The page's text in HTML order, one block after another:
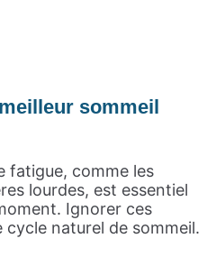
sommeil
fatigue, comme les
lourdes, est essentiel
Ignorer ces
naturel de sommeil.